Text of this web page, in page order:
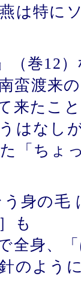
は特に
（巻12
蛮渡来
来たこ
はなし
「ちょ
身の毛
も
全身、
のよう